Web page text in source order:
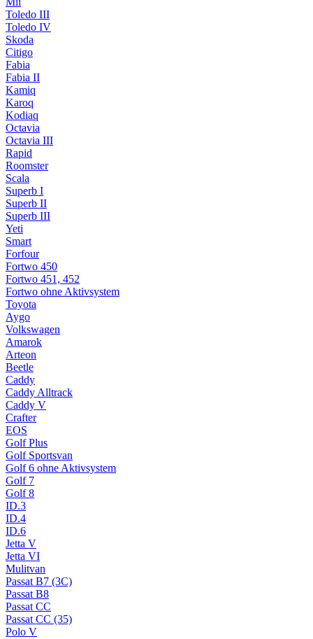
Toledo III
Toledo IV
Skoda
Citigo
Fabia
Fabia II
Kamiq
Karoq
Kodiaq
Octavia
Octavia III
Rapid
Roomster
Scala
Superb I
Superb II
Superb III
Yeti
Smart
Forfour
Fortwo 450
Fortwo 451, 452
Fortwo ohne Aktivsystem
Toyota
Aygo
Volkswagen
Amarok
Arteon
Beetle
Caddy
Caddy Alltrack
Caddy V
Crafter
EOS
Golf Plus
Golf Sportsvan
Golf 6 ohne Aktivsystem
Golf 7
Golf 8
ID.3
ID.4
ID.6
Jetta V
Jetta VI
Mulitvan
Passat B7 (3C)
Passat B8
Passat CC
Passat CC (35)
Polo V